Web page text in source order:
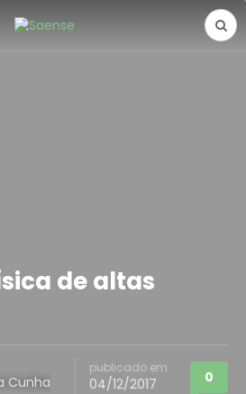
de altas
Cunha
publicado em
04/12/2017 0